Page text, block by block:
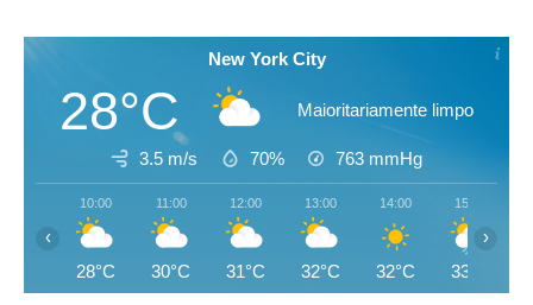
New York City
28°C Maioritariamente limpo
3.5 m/s 70% 763 mmHg
10:00
28°C
11:00
30°C
12:00
31°C
13:00
32°C
14:00
32°C
15:00
33°C
‹ ›